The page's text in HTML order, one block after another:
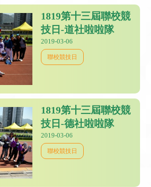
1819第十三屆聯校競
技日-道社啦啦隊
2019-03-06
聯校競技日
1819第十三屆聯校競
技日-德社啦啦隊
2019-03-06
聯校競技日